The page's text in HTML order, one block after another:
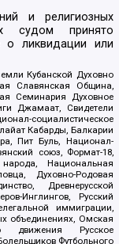
и религиозных
судом принято
о ликвидации или
Кубанской Духовно
Славянская Община,
Семинария Духовное
Джамаат, Свидетели
социалистическое
Кабарды, Балкарии
Пит Буль, Национал-
союз, Формат-18,
Национальная
Духовно-Родовая
Древнерусской
Инглингов, Русский
иммиграции,
объединениях, Омская
движения Русское
Футбольного